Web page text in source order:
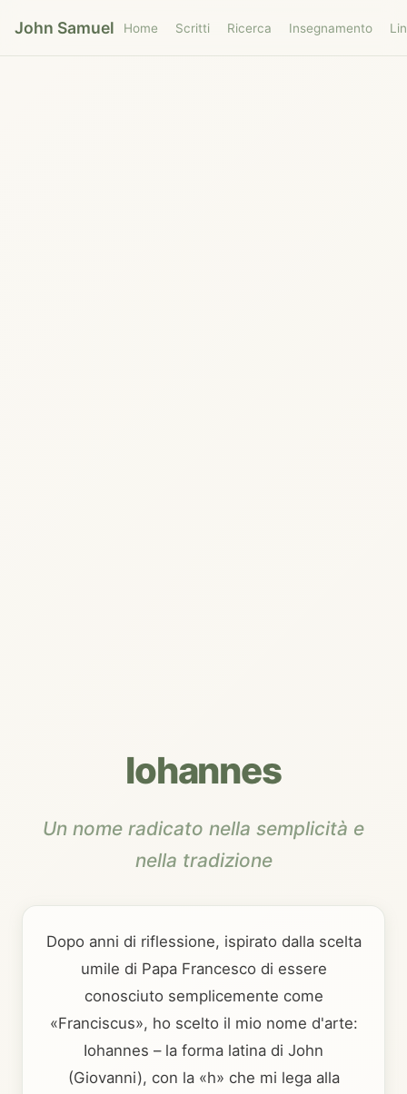
John Samuel Home Scritti Ricerca Insegnamento
Iohannes
Un nome radicato nella semplicità e
nella tradizione
Dopo anni di riflessione, ispirato dalla scelta
umile di Papa Francesco di essere
conosciuto semplicemente come
«Franciscus», ho scelto il mio nome d'arte:
Iohannes – la forma latina di John
(Giovanni), con la «h» che mi lega alla